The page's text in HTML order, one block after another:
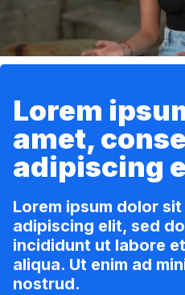
Lorem
amet,
adipiscing
Lorem ipsum dolor
adipiscing elit, sed
incididunt ut labore
aliqua. Ut enim ad
nostrud.